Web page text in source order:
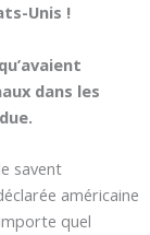
Unis !
dans les
savent
américaine
quel